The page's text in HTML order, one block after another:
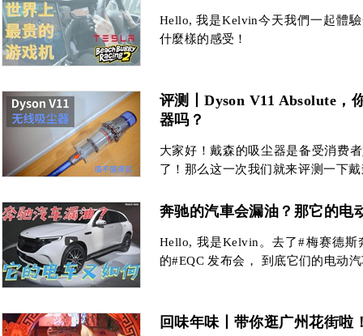
Hello, 我是Kelvin今天我們一起體
什麼樣的感受！
评测丨Dyson V11 Absolute，
器吗？
大家好！戴森的吸尘器是备受消费
了！那么这一次我们就来评测一下
奔驰的汽車会漏油？那它的电
Hello, 我是Kelvin。去了#梅赛德斯
的#EQC 发布会， 到底它们的电动
回味年味丨带你逛广州花街啦